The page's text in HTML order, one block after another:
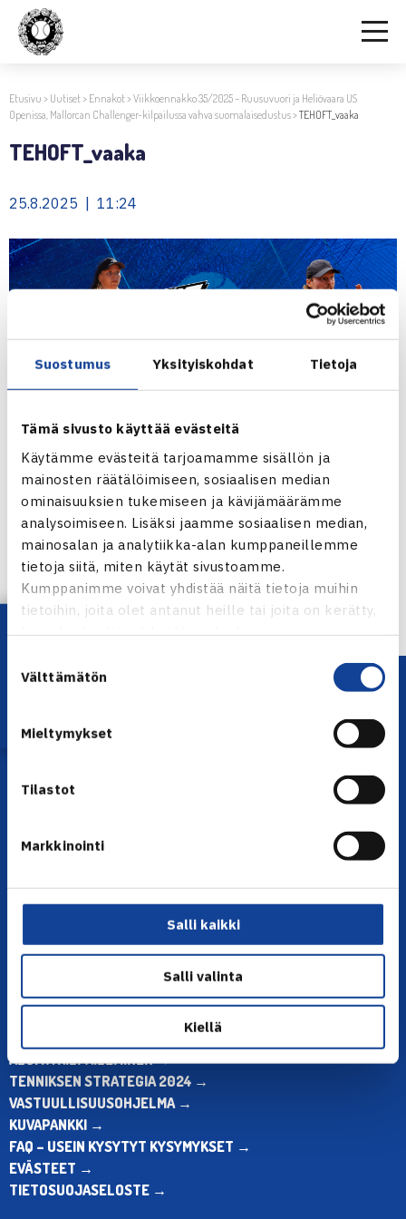
Suostumus Yksityiskohdat Tietoja
Tämä sivusto käyttää evästeitä
Käytämme evästeitä tarjoamamme sisällön ja
mainosten räätälöimiseen, sosiaalisen median
ominaisuuksien tukemiseen ja kävijämäärämme
analysoimiseen. Lisäksi jaamme sosiaalisen median,
mainosalan ja analytiikka-alan kumppaneillemme
tietoja siitä, miten käytät sivustoamme.
Kumppanimme voivat yhdistää näitä tietoja muihin
tietoihin, joita olet antanut heille tai joita on kerätty,
kun olet käyttänyt heidän palvelujaan.
valinta
Välttämätön
Mieltymykset
Tilastot
Markkinointi
Salli kaikki
Salli valinta
Kiellä
Etusivu > Uutiset> Ennakot>Viikkoennakko 35/2025 – Ruusuvuori ja Heliövaara US
Openissa, Mallorcan Challenger-kilpailussa vahva suomalaisedustus>TEHOFT_vaaka
TEHOFT_vaaka
25.8.2025 | 11:24
← Edellinen
Lataa OmaTennis!
Olympiastadion, Paavo Nurmen tie 1, 00250 Helsinki
Toimiston puhelinajat:
Muina aikoina olkaa yhteydessä
KAIKKI YHTEYSTIEDOT →
ALOITA KILPAILEMINEN →
TENNIKSEN STRATEGIA 2024 →
VASTUULLISUUSOHJELMA →
KUVAPANKKI →
FAQ – USEIN KYSYTYT KYSYMYKSET →
EVÄSTEET →
TIETOSUOJASELOSTE →